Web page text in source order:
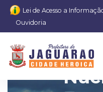
Lei de Acesso a
Ouvidoria